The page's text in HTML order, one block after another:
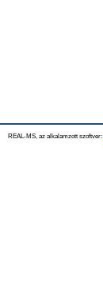
REAL-MS, az alkalamzott szoftver: